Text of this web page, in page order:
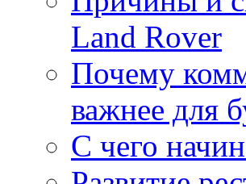
Land Rover
Почему
важнее для
С чего